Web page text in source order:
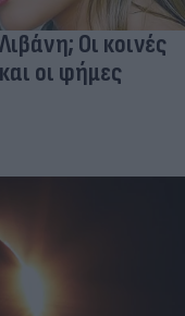
Οι κοινές
οι φήμες